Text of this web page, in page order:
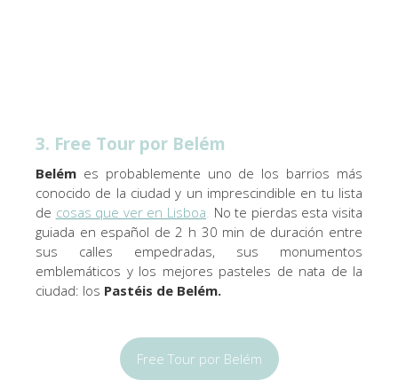
3. Free Tour por Belém
Belém es probablemente uno de los barrios más
conocido de la ciudad y un imprescindible en tu lista
de cosas que ver en Lisboa. No te pierdas esta visita
guiada en español de 2 h 30 min de duración entre
sus calles empedradas, sus monumentos
emblemáticos y los mejores pasteles de nata de la
ciudad: los Pastéis de Belém.
Free Tour por Belém